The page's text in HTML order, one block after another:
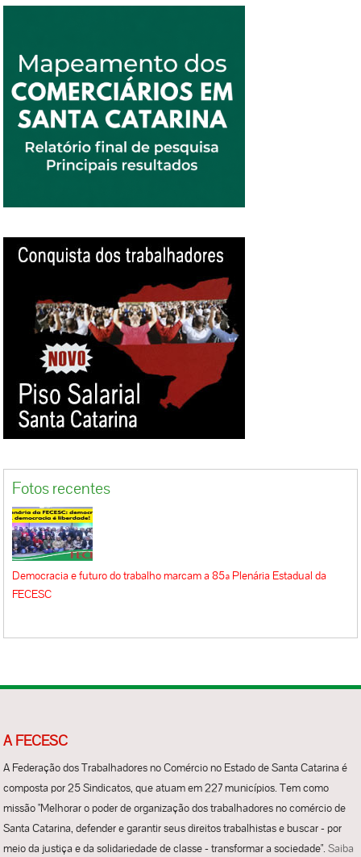
Fotos recentes
Democracia e futuro do trabalho marcam a 85ª Plenária Estadual da
FECESC
A FECESC
A Federação dos Trabalhadores no Comércio no Estado de Santa Catarina é
composta por 25 Sindicatos, que atuam em 227 municípios. Tem como
missão "Melhorar o poder de organização dos trabalhadores no comércio de
Santa Catarina, defender e garantir seus direitos trabalhistas e buscar - por
meio da justiça e da solidariedade de classe - transformar a sociedade".Saiba